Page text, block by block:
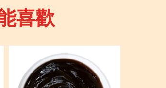
喜歡